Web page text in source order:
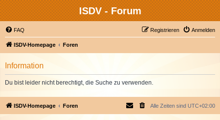
ISDV - Forum
FAQ Anmelden
Registrieren
ISDV-Homepage Foren
Information
Du bist leider nicht berechtigt, die Suche zu verwenden.
ISDV-Homepage Foren Alle Zeiten sind UTC+02:00